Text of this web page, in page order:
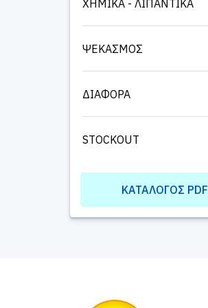
ΧΗΜΙΚΑ - ΛΙΠΑΝΤΙΚΑ
ΨΕΚΑΣΜΟΣ
ΔΙΑΦΟΡΑ
STOCKOUT
ΚΑΤΆΛΟΓΟΣ PDF